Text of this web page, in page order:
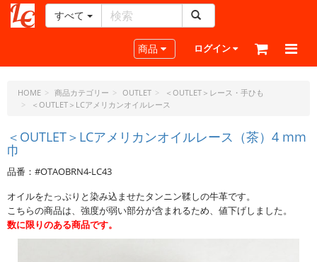
ー
ラ
フ
ド
ッ
ト・
ェ
ー
ピ
ー
すべて
Toggle navigation
商品 ログイン
HOME 商品カテゴリー OUTLET
＜OUTLET＞レース・手ひも
＜OUTLET＞LCアメリカンオイルレース
＜OUTLET＞LCアメリカンオイルレース（茶）4 mm
巾
品番：#OTAOBRN4-LC43
オイルをたっぷりと染み込ませたタンニン鞣しの牛革です。
こちらの商品は、強度が弱い部分が含まれるため、値下げしました。
数に限りのある商品です。